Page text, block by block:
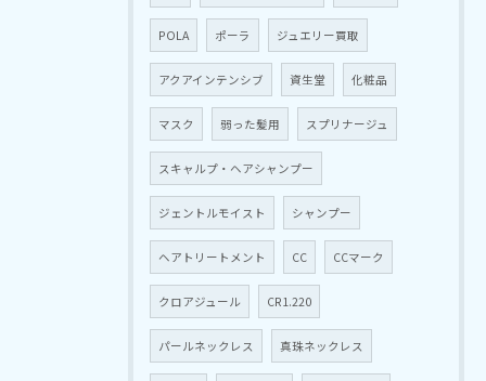
POLA ポーラ ジュエリー買取
アクアインテンシブ 資生堂 化粧品
マスク 弱った髪用 スプリナージュ
スキャルプ・ヘアシャンプー
ジェントルモイスト シャンプー
ヘアトリートメント CC CCマーク
クロアジュール CR1.220
パールネックレス 真珠ネックレス